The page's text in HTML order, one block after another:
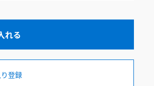
れる
登録